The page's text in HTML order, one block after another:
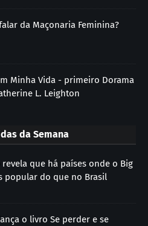
da Maçonaria Feminina?
Minha Vida - primeiro Dorama
L. Leighton
da Semana
que há países onde o Big
popular do que no Brasil
o livro Se perder e se